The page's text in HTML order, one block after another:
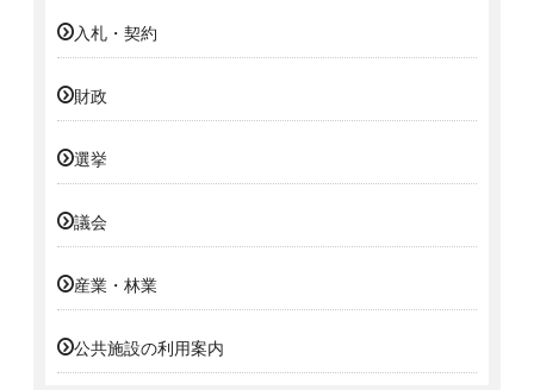
入札・契約
財政
選挙
議会
産業・林業
公共施設の利用案内